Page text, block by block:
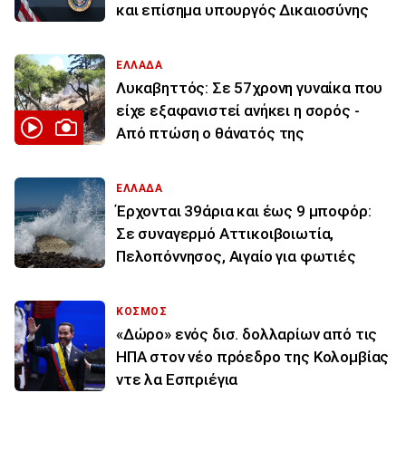
και επίσημα υπουργός Δικαιοσύνης
ΕΛΛΑΔΑ
Λυκαβηττός: Σε 57χρονη γυναίκα που
είχε εξαφανιστεί ανήκει η σορός -
Από πτώση ο θάνατός της
ΕΛΛΑΔΑ
Έρχονται 39άρια και έως 9 μποφόρ:
Σε συναγερμό Αττικοιβοιωτία,
Πελοπόννησος, Αιγαίο για φωτιές
ΚΟΣΜΟΣ
«Δώρο» ενός δισ. δολλαρίων από τις
ΗΠΑ στον νέο πρόεδρο της Κολομβίας
ντε λα Εσπριέγια